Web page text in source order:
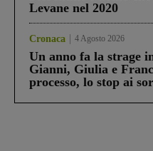
Levane nel 2020
Cronaca 4 Agosto 2026
Un anno fa la strage
Gianni, Giulia e
processo, lo stop ai